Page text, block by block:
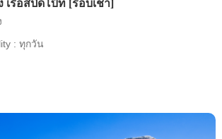
เรือสปีดโบ๊ท [รอบเช้า]
: ทุกวัน